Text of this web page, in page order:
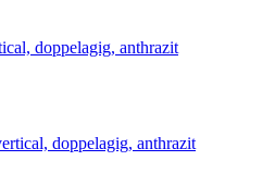
doppelagig, anthrazit